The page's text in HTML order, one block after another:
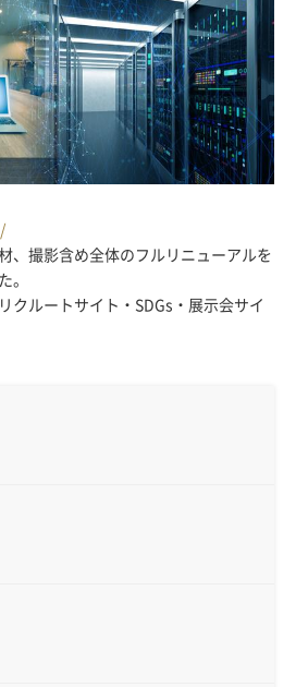
、撮影含め全体のフルリニューアルを
。
クルートサイト・SDGs・展示会サイ